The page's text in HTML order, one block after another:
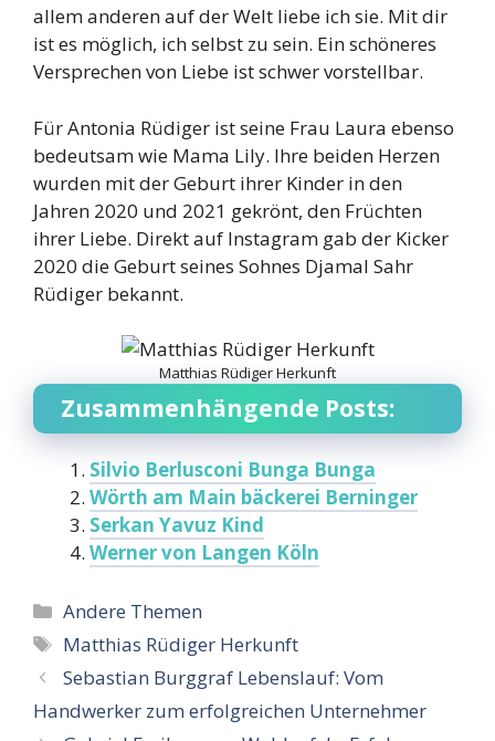
allem anderen auf der Welt liebe ich sie. Mit dir
ist es möglich, ich selbst zu sein. Ein schöneres
Versprechen von Liebe ist schwer vorstellbar.
Für Antonia Rüdiger ist seine Frau Laura ebenso
bedeutsam wie Mama Lily. Ihre beiden Herzen
wurden mit der Geburt ihrer Kinder in den
Jahren 2020 und 2021 gekrönt, den Früchten
ihrer Liebe. Direkt auf Instagram gab der Kicker
2020 die Geburt seines Sohnes Djamal Sahr
Rüdiger bekannt.
Matthias Rüdiger Herkunft
Zusammenhängende Posts:
Silvio Berlusconi Bunga Bunga
Wörth am Main bäckerei Berninger
Serkan Yavuz Kind
Werner von Langen Köln
Categories
Andere Themen
Tags
Matthias Rüdiger Herkunft
Sebastian Burggraf Lebenslauf: Vom
Handwerker zum erfolgreichen Unternehmer